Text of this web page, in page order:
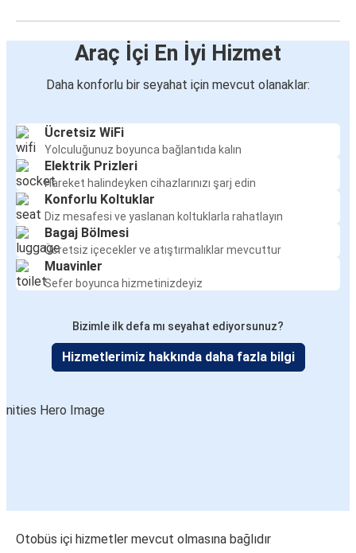
Araç İçi En İyi Hizmet
Daha konforlu bir seyahat için mevcut olanaklar:
Ücretsiz WiFi
Yolculuğunuz boyunca bağlantıda kalın
Elektrik Prizleri
Hareket halindeyken cihazlarınızı şarj edin
Konforlu Koltuklar
Diz mesafesi ve yaslanan koltuklarla rahatlayın
Bagaj Bölmesi
Ücretsiz içecekler ve atıştırmalıklar mevcuttur
Muavinler
Sefer boyunca hizmetinizdeyiz
Bizimle ilk defa mı seyahat ediyorsunuz?
Hizmetlerimiz hakkında daha fazla bilgi
Otobüs içi hizmetler mevcut olmasına bağlıdır